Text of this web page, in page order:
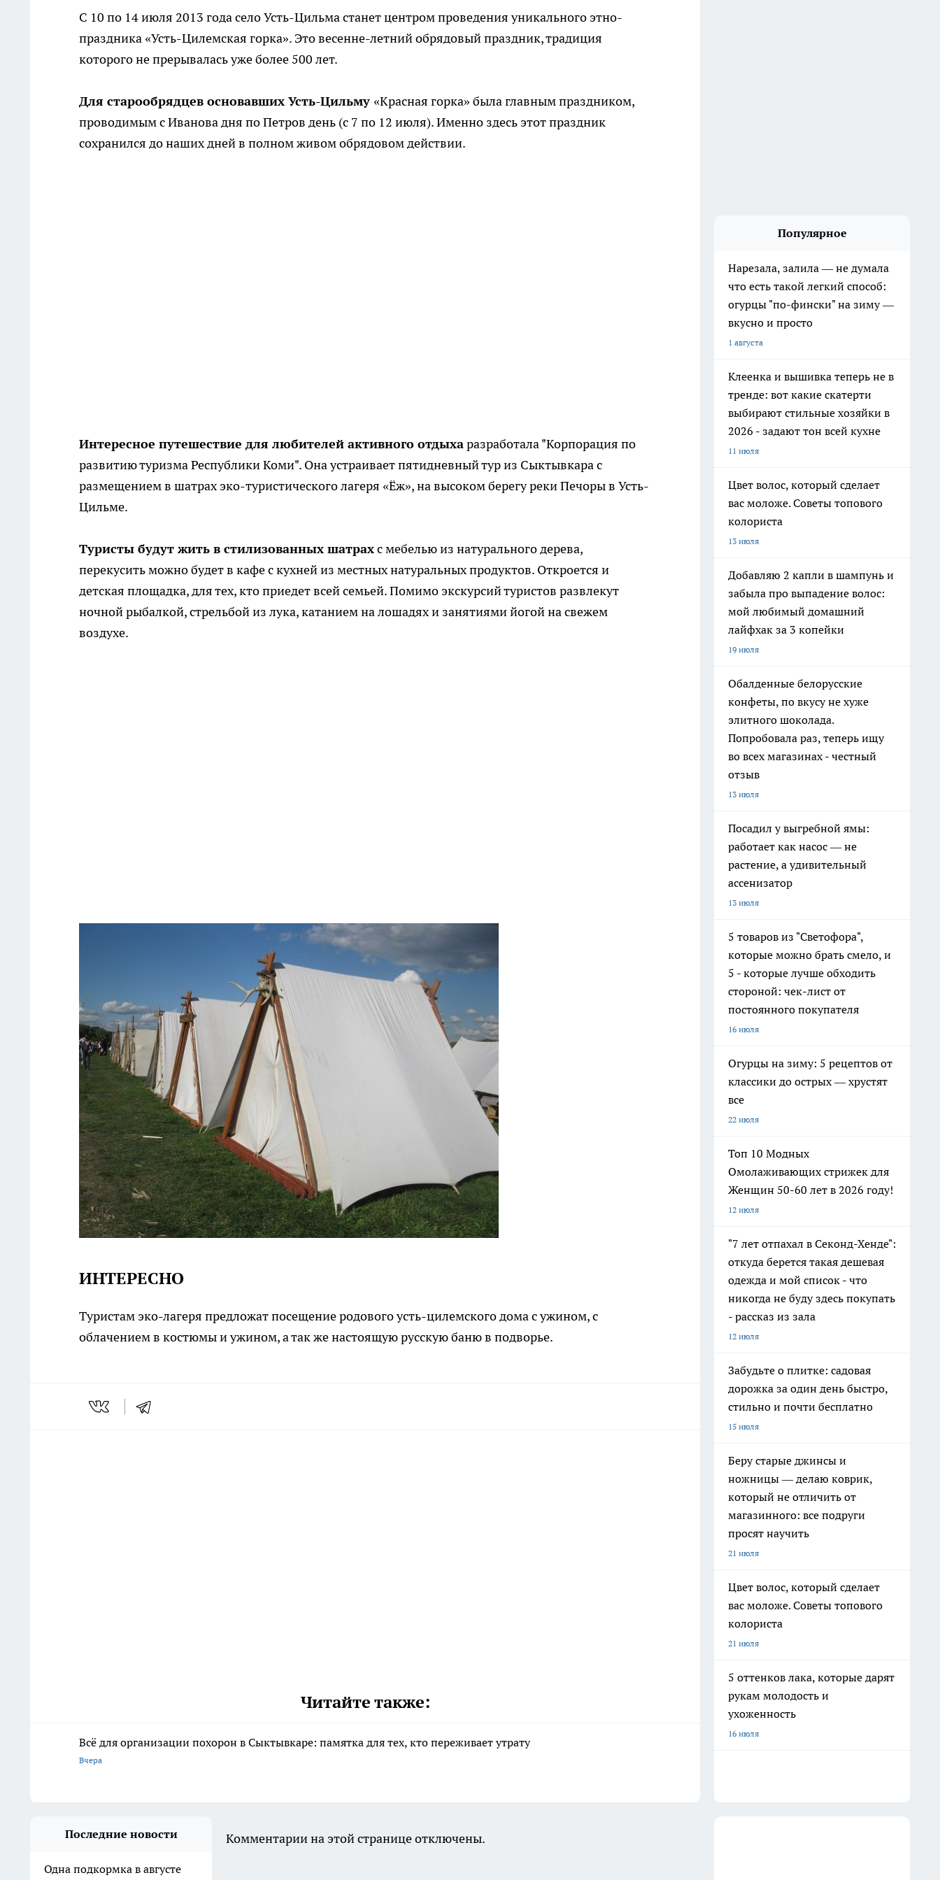
С 10 по 14 июля 2013 года село Усть-Цильма станет центром проведения уникального этно-
праздника «Усть-Цилемская горка». Это весенне-летний обрядовый праздник, традиция
которого не прерывалась уже более 500 лет.
Для старообрядцев основавших Усть-Цильму «Красная горка» была главным праздником,
проводимым с Иванова дня по Петров день (с 7 по 12 июля). Именно здесь этот праздник
сохранился до наших дней в полном живом обрядовом действии.
Интересное путешествие для любителей активного отдыхаразработала "Корпорация по
развитию туризма Республики Коми". Она устраивает пятидневный тур из Сыктывкара с
размещением в шатрах эко-туристического лагеря «Ёж», на высоком берегу реки Печоры в Усть-
Цильме.
Туристы будут жить в стилизованных шатрахс мебелью из натурального дерева,
перекусить можно будет в кафе с кухней из местных натуральных продуктов. Откроется и
детская площадка, для тех, кто приедет всей семьей. Помимо экскурсий туристов развлекут
ночной рыбалкой, стрельбой из лука, катанием на лошадях и занятиями йогой на свежем
воздухе.
ИНТЕРЕСНО
Туристам эко-лагеря предложат посещение родового усть-цилемского дома с ужином, с
облачением в костюмы и ужином, а так же настоящую русскую баню в подворье.
Читайте также:
Всё для организации похорон в Сыктывкаре: памятка для тех, кто переживает утрату
Вчера
Популярное
Нарезала, залила — не думала
что есть такой легкий способ:
огурцы "по-фински" на зиму —
вкусно и просто
1 августа
Клеенка и вышивка теперь не в
тренде: вот какие скатерти
выбирают стильные хозяйки в
2026 - задают тон всей кухне
11 июля
Цвет волос, который сделает
вас моложе. Советы топового
колориста
13 июля
Добавляю 2 капли в шампунь и
забыла про выпадение волос:
мой любимый домашний
лайфхак за 3 копейки
19 июля
Обалденные белорусские
конфеты, по вкусу не хуже
элитного шоколада.
Попробовала раз, теперь ищу
во всех магазинах - честный
отзыв
13 июля
Посадил у выгребной ямы:
работает как насос — не
растение, а удивительный
ассенизатор
13 июля
5 товаров из "Светофора",
которые можно брать смело, и
5 - которые лучше обходить
стороной: чек-лист от
постоянного покупателя
16 июля
Огурцы на зиму: 5 рецептов от
классики до острых — хрустят
все
22 июля
Топ 10 Модных
Омолаживающих стрижек для
Женщин 50-60 лет в 2026 году!
12 июля
"7 лет отпахал в Секонд-Хенде":
откуда берется такая дешевая
одежда и мой список - что
никогда не буду здесь покупать
- рассказ из зала
12 июля
Забудьте о плитке: садовая
дорожка за один день быстро,
стильно и почти бесплатно
15 июля
Беру старые джинсы и
ножницы — делаю коврик,
который не отличить от
магазинного: все подруги
просят научить
21 июля
Цвет волос, который сделает
вас моложе. Советы топового
колориста
21 июля
5 оттенков лака, которые дарят
рукам молодость и
ухоженность
16 июля
Последние новости
Одна подкормка в августе
Комментарии на этой странице отключены.